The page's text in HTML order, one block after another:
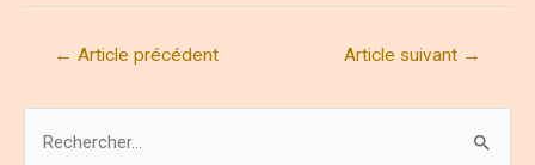
Navigation
l’article
← Article précédent Article suivant →